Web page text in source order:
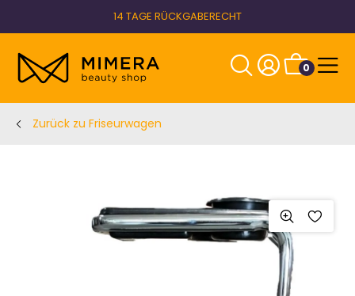
14 TAGE RÜCKGABERECHT
0
Zurück zu Friseurwagen